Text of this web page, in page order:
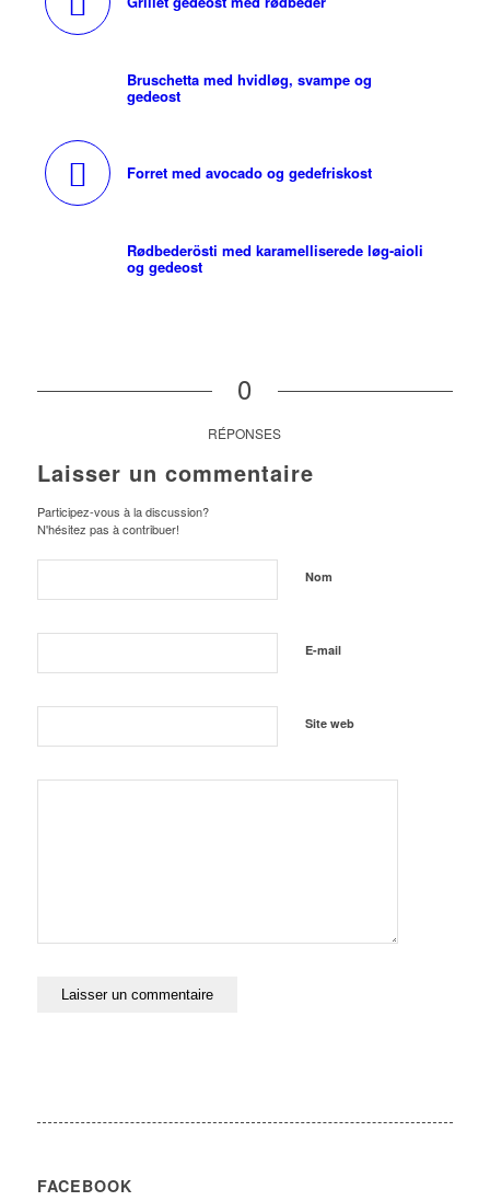
Bruschetta med hvidløg, svampe og
gedeost
Forret med avocado og gedefriskost
Rødbederösti med karamelliserede løg-aioli
og gedeost
0
RÉPONSES
Laisser un commentaire
Participez-vous à la discussion?
N'hésitez pas à contribuer!
Nom
E-mail
Site web
FACEBOOK